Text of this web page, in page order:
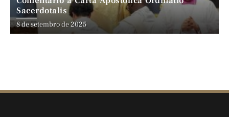
Sacerdotalis
8 de setembro de 2025